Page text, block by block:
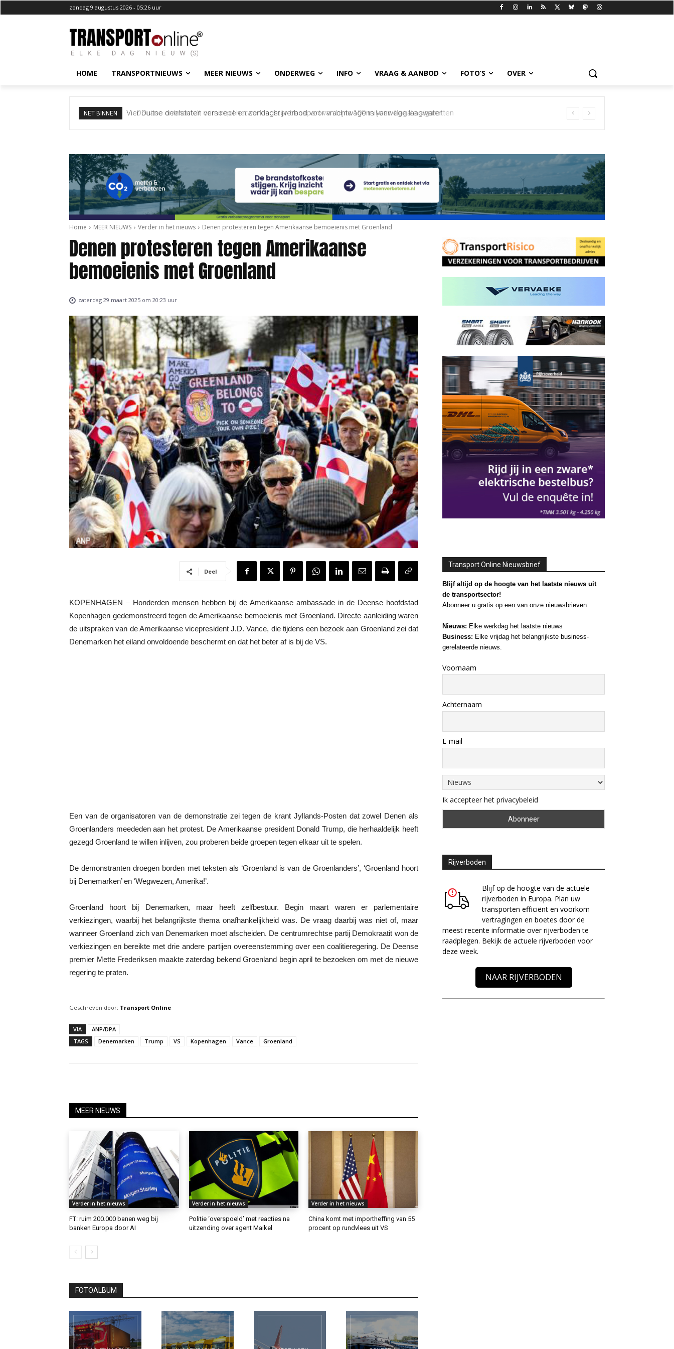
zondag 9 augustus 2026 - 05:26 uur
HOME TRANSPORTNIEUWS MEER NIEUWS ONDERWEG INFO VRAAG & AANBOD FOTO’S OVER
NET BINNEN Douane ontmantelt crimineel netwerk achter transport van bijna 100 miljoen illegale sigaretten
Home MEER NIEUWS Verder in het nieuws Denen protesteren tegen Amerikaanse bemoeienis met Groenland
Denen protesteren tegen Amerikaanse
bemoeienis met Groenland
zaterdag 29 maart 2025 om 20:23 uur
Deel
KOPENHAGEN – Honderden mensen hebben bij de Amerikaanse ambassade in de Deense hoofdstad
Kopenhagen gedemonstreerd tegen de Amerikaanse bemoeienis met Groenland. Directe aanleiding waren
de uitspraken van de Amerikaanse vicepresident J.D. Vance, die tijdens een bezoek aan Groenland zei dat
Denemarken het eiland onvoldoende beschermt en dat het beter af is bij de VS.
Een van de organisatoren van de demonstratie zei tegen de krant Jyllands-Posten dat zowel Denen als
Groenlanders meededen aan het protest. De Amerikaanse president Donald Trump, die herhaaldelijk heeft
gezegd Groenland te willen inlijven, zou proberen beide groepen tegen elkaar uit te spelen.
De demonstranten droegen borden met teksten als ‘Groenland is van de Groenlanders’, ‘Groenland hoort
bij Denemarken’ en ‘Wegwezen, Amerika!’.
Groenland hoort bij Denemarken, maar heeft zelfbestuur. Begin maart waren er parlementaire
verkiezingen, waarbij het belangrijkste thema onafhankelijkheid was. De vraag daarbij was niet of, maar
wanneer Groenland zich van Denemarken moet afscheiden. De centrumrechtse partij Demokraatit won de
verkiezingen en bereikte met drie andere partijen overeenstemming over een coalitieregering. De Deense
premier Mette Frederiksen maakte zaterdag bekend Groenland begin april te bezoeken om met de nieuwe
regering te praten.
Geschreven door: Transport Online
VIA
ANP/DPA
TAGS
Denemarken Trump VS Kopenhagen Vance Groenland
MEER NIEUWS
Verder in het nieuws
FT: ruim 200.000 banen weg bij
banken Europa door AI
Verder in het nieuws
Politie ‘overspoeld’ met reacties na
uitzending over agent Maikel
Verder in het nieuws
China komt met importheffing van 55
procent op rundvlees uit VS
FOTOALBUM
Transport Online Nieuwsbrief
Blijf altijd op de hoogte van het laatste nieuws uit
de transportsector!
Abonneer u gratis op een van onze nieuwsbrieven:
Nieuws: Elke werkdag het laatste nieuws
Business: Elke vrijdag het belangrijkste business-
gerelateerde nieuws.
Voornaam
Achternaam
E-mail
Ik accepteer het privacybeleid
Rijverboden
Blijf op de hoogte van de actuele
rijverboden in Europa. Plan uw
transporten efficiënt en voorkom
vertragingen en boetes door de
meest recente informatie over rijverboden te
raadplegen. Bekijk de actuele rijverboden voor
deze week.
NAAR RIJVERBODEN